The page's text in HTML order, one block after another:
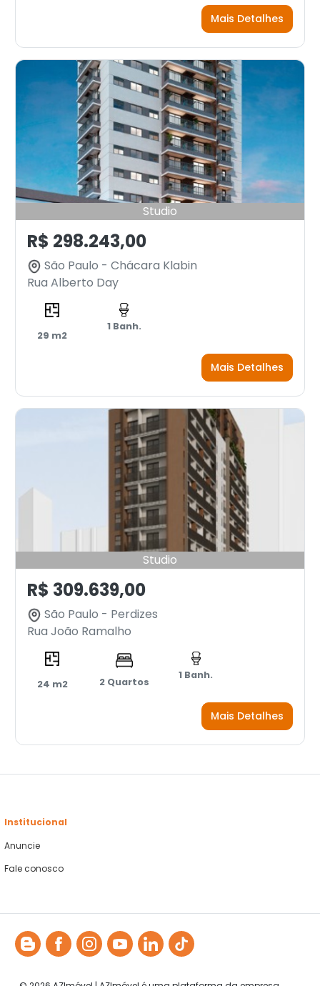
Mais Detalhes
Studio
R$ 298.243,00
São Paulo - Chácara Klabin
Rua Alberto Day
29 m2
1 Banh.
Mais Detalhes
Studio
R$ 309.639,00
São Paulo - Perdizes
Rua João Ramalho
24 m2 2 Quartos
1 Banh.
Mais Detalhes
Institucional
Anuncie
Fale conosco